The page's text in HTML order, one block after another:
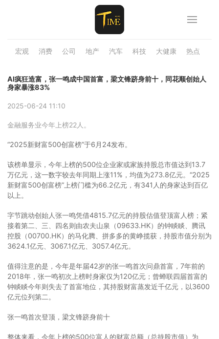
宏观 消费 公司 地产 汽车 科技 大健康 热点
AI疯狂造富，张一鸣成中国首富，梁文锋跻身前十，同花顺创始人
身家暴涨83%
2025-06-24 11:10
金融服务业今年上榜22人。
“2025新财富500创富榜”于6月24发布。
该榜单显示，今年上榜的500位企业家或家族持股总市值达到13.7
万亿元，这一数字较去年同期上涨11%，均值为273.8亿元。“2025
新财富500创富榜”上榜门槛为66.2亿元，有341人的身家达到百亿
以上。
字节跳动创始人张一鸣凭借4815.7亿元的持股估值登顶富人榜；紧
接着第二、三、四名则由农夫山泉（09633.HK）的钟睒睒、腾讯
控股（00700.HK）的马化腾、拼多多的黄峥揽获，持股市值分别为
3624.1亿元、3067.1亿元、3057.4亿元。
值得注意的是，今年是年届42岁的张一鸣首次问鼎首富，7年前的
2018年，张一鸣初次上榜时身家仅为120亿元；曾蝉联四届首富的
钟睒睒今年则失去了首富地位，其持股财富蒸发近千亿元，以3600
亿元位列第二。
张一鸣首次登顶，梁文锋跻身前十
整体来看，今年上榜的500位富人的财富总额（总持股市值）为